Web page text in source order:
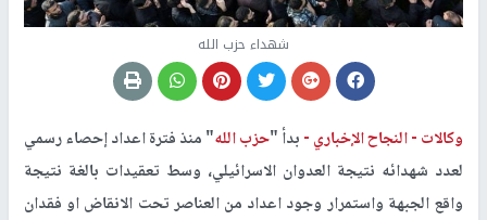
شهداء حزب الله
وكالات -النجاح الإخباري -بدأ "حزب الله" منذ فترة اعداد إحصاء رسمي
لعدد شهدائه نتيجة العدوان الاسرائيلي، وسط تعقيدات بالغة نتيجة
واقع الجبهة واستمرار وجود اعداد من العناصر تحت الانقاض او فقدان